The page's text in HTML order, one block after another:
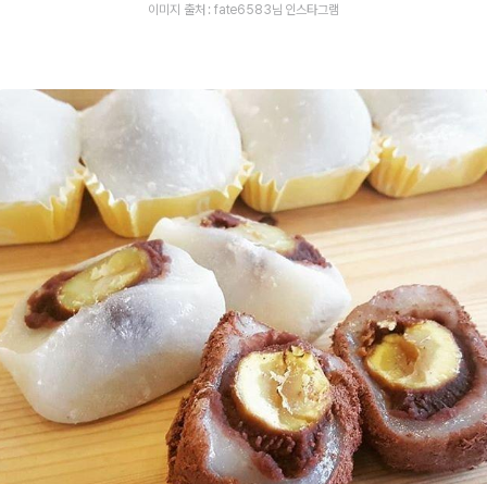
이미지 출처 : fate6583님 인스타그램